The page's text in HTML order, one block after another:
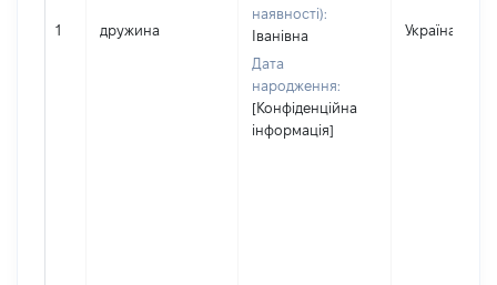
1 дружина
наявності):
Іванівна
Дата
народження:
[Конфіденційна
інформація]
Україна